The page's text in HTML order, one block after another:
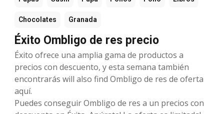
Chocolates Granada
Éxito Ombligo de res precio
Éxito ofrece una amplia gama de productos a
precios con descuento, y esta semana también
encontrarás will also find Ombligo de res de oferta
aquí.
Puedes conseguir Ombligo de res a un precios con